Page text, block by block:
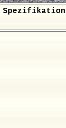
Spezifikation